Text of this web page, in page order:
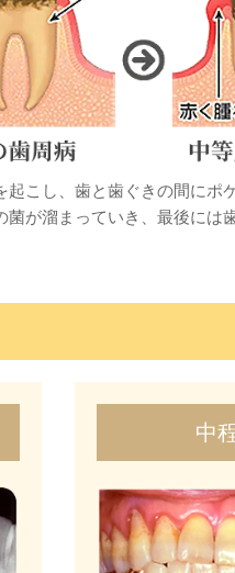
こし、歯と歯ぐきの間に
が溜まっていき、最後に
中